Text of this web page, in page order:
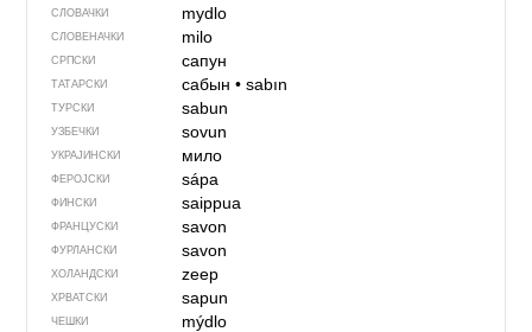
СЛОВАЧКИ mydlo
СЛОВЕНАЧКИ milo
СРПСКИ сапун
ТАТАРСКИ сабын• sabın
ТУРСКИ sabun
УЗБЕЧКИ sovun
УКРАЈИНСКИ мило
ФЕРОЈСКИ sápa
ФИНСКИ saippua
ФРАНЦУСКИ savon
ФУРЛАНСКИ savon
ХОЛАНДСКИ zeep
ХРВАТСКИ sapun
ЧЕШКИ mýdlo